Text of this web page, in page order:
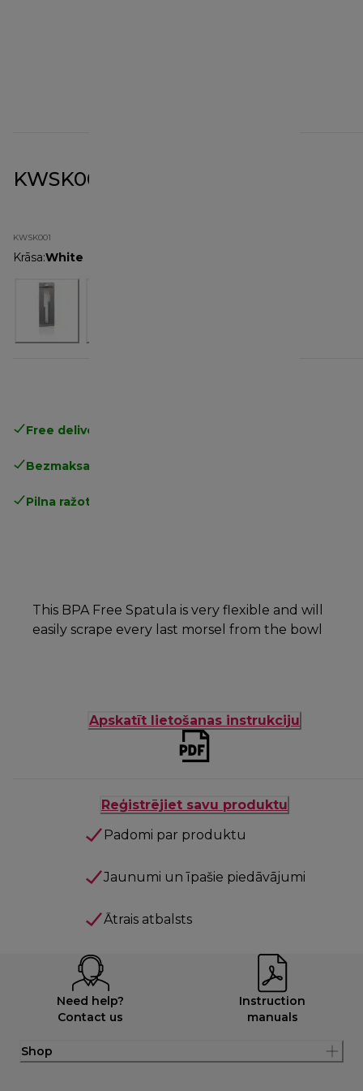
KWSK001 Soft Spatula
KWSK001
Krāsa:White
Free delivery in 1-3 days
Bezmaksas atgriešana
Pilna ražotāja garantija
This BPA Free Spatula is very flexible and will
easily scrape every last morsel from the bowl
Apskatīt lietošanas instrukciju
Reģistrējiet savu produktu
Padomi par produktu
Jaunumi un īpašie piedāvājumi
Ātrais atbalsts
Need help?
Contact us
Instruction
manuals
Shop